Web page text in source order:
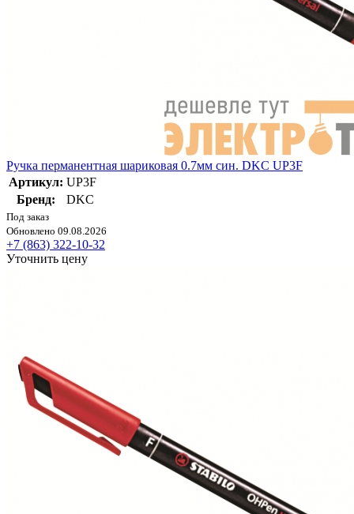
Ручка перманентная шариковая 0.7мм син. DKC UP3F
Артикул: UP3F
Бренд:
DKC
Под заказ
Обновлено 09.08.2026
+7 (863) 322-10-32
Уточнить цену